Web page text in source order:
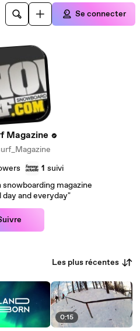
Se connecter
Magazine
1 suivi
magazine
day and everyday"
Les plus récentes
0:15